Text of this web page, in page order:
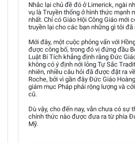
Nhắc lại chủ đề đó ở Limerick, ngài
vụ là Truyền thống ở hình thức mạnh
nhất. Chỉ có Giáo Hội Công Giáo mới
truyền lại cho các bạn những gì tôi đã
Mới đây, một cuộc phỏng vấn với
được công bố, trong đó vị đứng đầu
Luật Bí Tích khẳng định rằng Đức
không có ý định nới lỏng Tự Sắc
nhiên, nhiều câu hỏi đã được đặt ra
Roche, bởi vì gần đây Đức Giáo
giám mục Pháp phải rộng lượng và
cũ.
Dù vậy, cho đến nay, vẫn chưa có sự
chính thức nào được đưa ra từ phía
Mỹ.